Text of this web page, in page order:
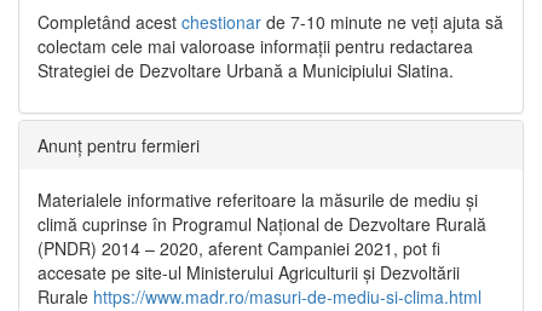
Completând acest chestionar de 7-10 minute ne veți ajuta să
colectam cele mai valoroase informații pentru redactarea
Strategiei de Dezvoltare Urbană a Municipiului Slatina.
Anunț pentru fermieri
Materialele informative referitoare la măsurile de mediu și
climă cuprinse în Programul Național de Dezvoltare Rurală
(PNDR) 2014 – 2020, aferent Campaniei 2021, pot fi
accesate pe site-ul Ministerului Agriculturii și Dezvoltării
Rurale https://www.madr.ro/masuri-de-mediu-si-clima.html